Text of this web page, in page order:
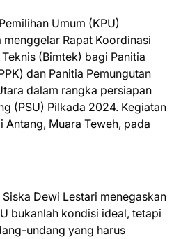
Umum (KPU)
Rapat Koordinasi
(Bimtek) bagi Panitia
dan Panitia Pemungutan
dalam rangka persiapan
(PSU) Pilkada 2024. Kegiatan
Antang, Muara Teweh, pada
Dewi Lestari menegaskan
bukanlah kondisi ideal, tetapi
undang yang harus